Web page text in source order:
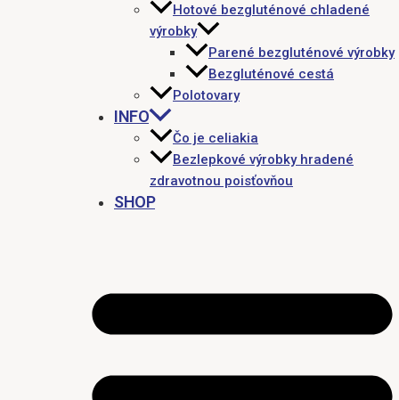
Hotové bezgluténové chladené
výrobky
Parené bezgluténové výrobky
Bezgluténové cestá
Polotovary
INFO
Čo je celiakia
Bezlepkové výrobky hradené
zdravotnou poisťovňou
SHOP